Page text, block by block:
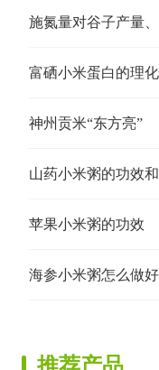
施氮量对谷子产量
富硒小米蛋白的理
神州贡米“东方亮”
山药小米粥的功效
苹果小米粥的功效
海参小米粥怎么做